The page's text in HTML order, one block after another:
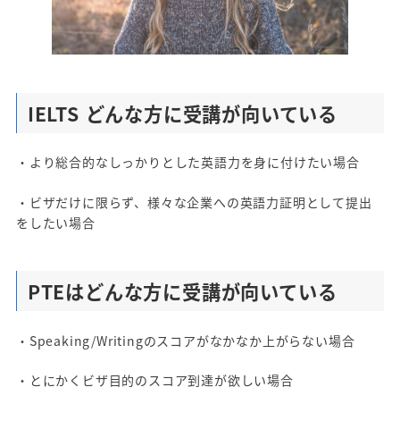
IELTS どんな方に受講が向いている
・より総合的なしっかりとした英語力を身に付けたい場合
・ビザだけに限らず、様々な企業への英語力証明として提出
をしたい場合
PTEはどんな方に受講が向いている
・Speaking/Writingのスコアがなかなか上がらない場合
・とにかくビザ目的のスコア到達が欲しい場合